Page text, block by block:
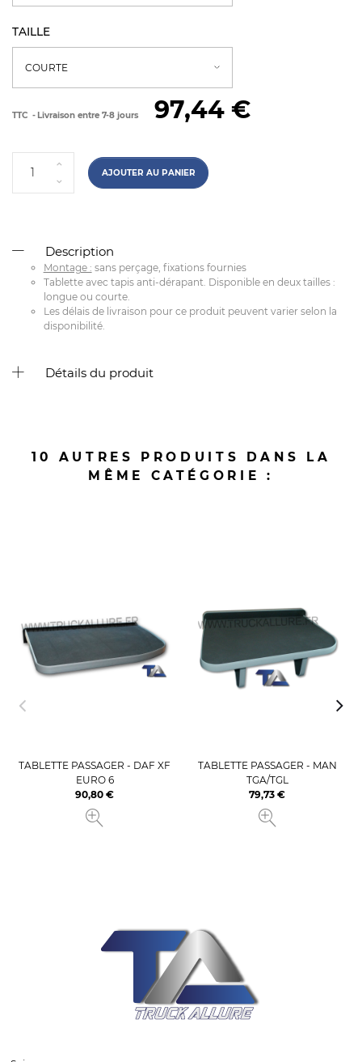
TAILLE
97,44 €
TTC Livraison entre 7-8 jours
AJOUTER AU PANIER
Description
Montage : sans perçage, fixations fournies
Tablette avec tapis anti-dérapant. Disponible en deux tailles :
longue ou courte.
Les délais de livraison pour ce produit peuvent varier selon la
disponibilité.
Détails du produit
10 AUTRES PRODUITS DANS LA
MÊME CATÉGORIE :
TABLETTE PASSAGER - DAF XF
EURO 6
Prix
90,80 €
TABLETTE PASSAGER - MAN
TGA/TGL
Prix
79,73 €